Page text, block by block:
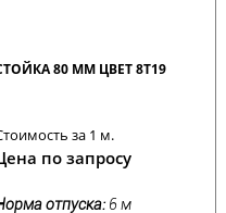
80 ММ ЦВЕТ 8T19
за 1 м.
по запросу
отпуска: 6 м